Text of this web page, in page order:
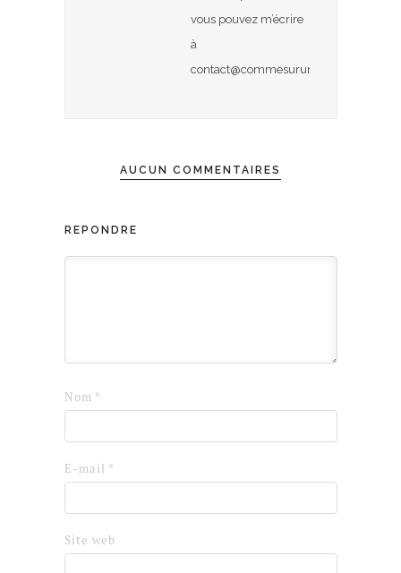
vous pouvez m’écrire
à
contact@commesurunuage.com
AUCUN COMMENTAIRES
RÉPONDRE
Nom *
E-mail *
Site web